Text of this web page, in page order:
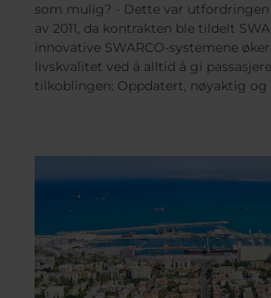
Iceland
Jamaica
Moldavia
Norway
United
America
som mulig? - Dette var
av 2011, da kontrakten ble tildelt
innovative SWARCO-systemene
livskvalitet ved å alltid å gi
tilkoblingen: Oppdatert, nøyaktig og